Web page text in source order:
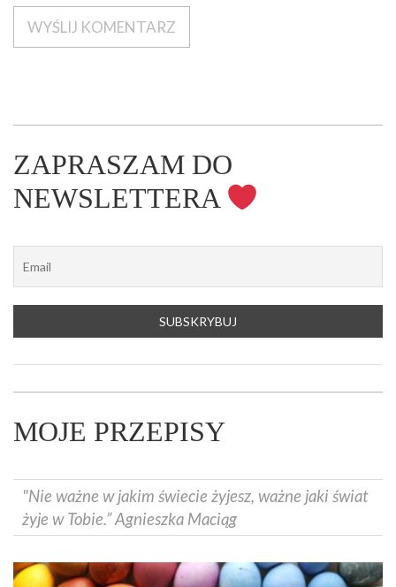
ZAPRASZAM DO
NEWSLETTERA
MOJE PRZEPISY
"Nie ważne w jakim świecie żyjesz, ważne jaki świat
żyje w Tobie.” Agnieszka Maciąg